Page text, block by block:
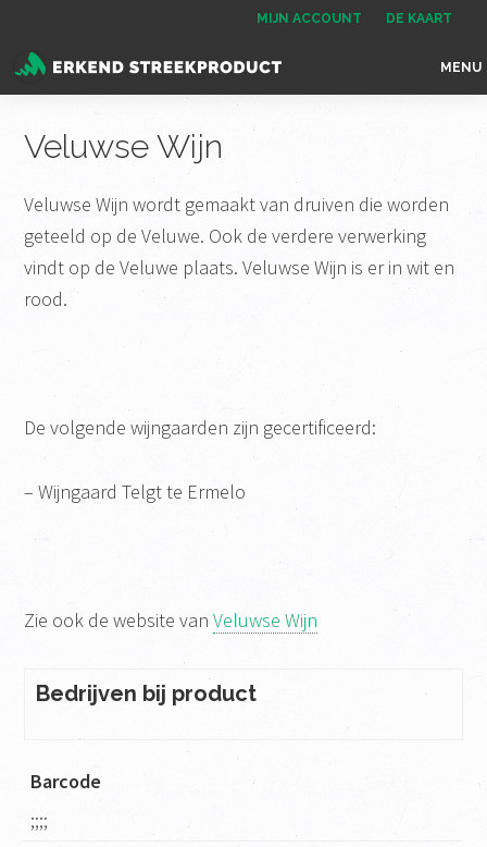
naar
de
naar
de
inhoud
naar
de
MIJN ACCOUNT DE KAART
Erkend
het
enige
onafhankelijke
landelijke
keurmerk
voor
streekproducten
MENU
Veluwse Wijn
Veluwse Wijn wordt gemaakt van druiven die worden
geteeld op de Veluwe. Ook de verdere verwerking
vindt op de Veluwe plaats. Veluwse Wijn is er in wit en
rood.
De volgende wijngaarden zijn gecertificeerd:
– Wijngaard Telgt te Ermelo
Zie ook de website vanVeluwse Wijn
Bedrijven bij product
Barcode
;;;;